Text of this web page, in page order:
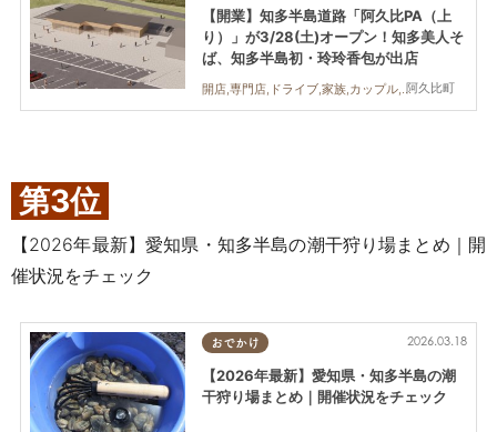
阿久比町
【開業】知多半島道路「阿久比PA（上
り）」が3/28(土)オープン！知多美人そ
ば、知多半島初・玲玲香包が出店
開店,専門店,ドライブ,家族,カップル,おひとりさま,友人
第3位
【2026年最新】愛知県・知多半島の潮干狩り場まとめ｜開
催状況をチェック
おでかけ 2026.03.18
【2026年最新】愛知県・知多半島の潮
干狩り場まとめ｜開催状況をチェック